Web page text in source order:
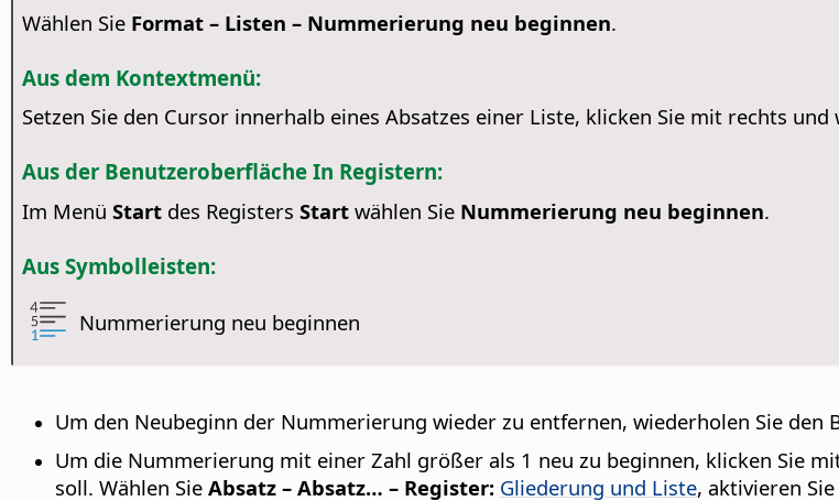
Wählen Sie Format – Listen – Nummerierung neu beginnen.
Aus dem Kontextmenü:
Setzen Sie den Cursor innerhalb eines Absatzes einer Liste, klicken Sie mit rechts und
Aus der Benutzeroberfläche In Registern:
Im Menü Startdes Registers Startwählen Sie Nummerierung neu beginnen.
Aus Symbolleisten:
Nummerierung neu beginnen
Um den Neubeginn der Nummerierung wieder zu entfernen, wiederholen Sie
Um die Nummerierung mit einer Zahl größer als 1 neu zu beginnen, klicken Sie
soll. Wählen Sie Absatz – Absatz… – Register: Gliederung und Liste, aktivieren Sie